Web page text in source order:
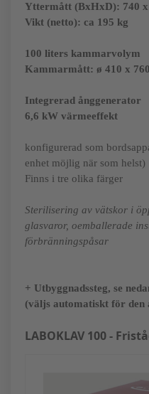
Yttermått (BxHxD): 740
Vikt (netto): ca 195 kg
100 liters kammarvolym
Kammarmått: ø 410 x
Integrerad ånggenerator
6,6 kW värmeeffekt
konfigurerad som
enhet möjlig när som helst)
Finns i tre olika färger
Sterilisering av vätskor i
glasvaror, oemballerade
förbränningspåsar
+ Utbyggnadssteg, se
(väljs automatiskt för den
LABOKLAV 100 -